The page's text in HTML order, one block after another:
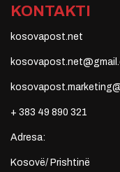
KONTAKTI
kosovapost.net
+ 383 49 890 321
Adresa:
Kosovë/ Prishtinë